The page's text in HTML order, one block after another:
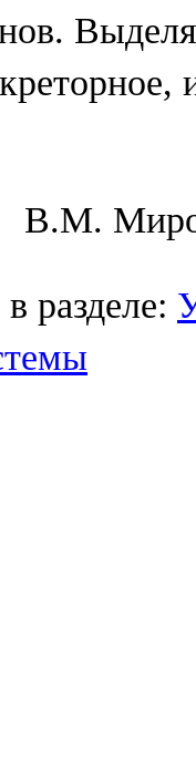
В.М.
разделе: